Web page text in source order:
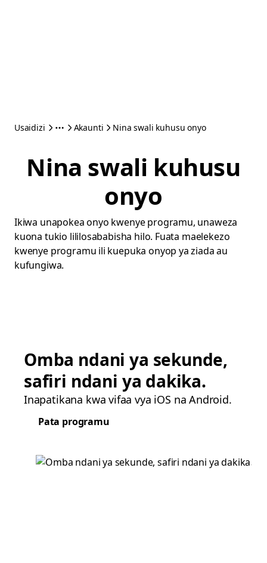
Usaidizi Akaunti Nina swali kuhusu onyo
Nina swali kuhusu
onyo
Ikiwa unapokea onyo kwenye programu, unaweza
kuona tukio lililosababisha hilo. Fuata maelekezo
kwenye programu ili kuepuka onyop ya ziada au
kufungiwa.
Omba ndani ya sekunde,
safiri ndani ya dakika.
Inapatikana kwa vifaa vya iOS na Android.
Pata programu